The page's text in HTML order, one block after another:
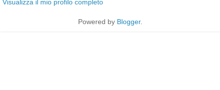
Visualizza il mio profilo completo
Powered by Blogger.